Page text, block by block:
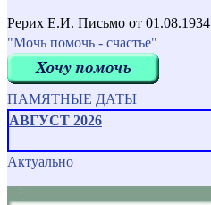
Рерих Е.И. Письмо от 01.08.1934
"Мочь помочь - счастье"
ПАМЯТНЫЕ ДАТЫ
АВГУСТ 2026
Актуально